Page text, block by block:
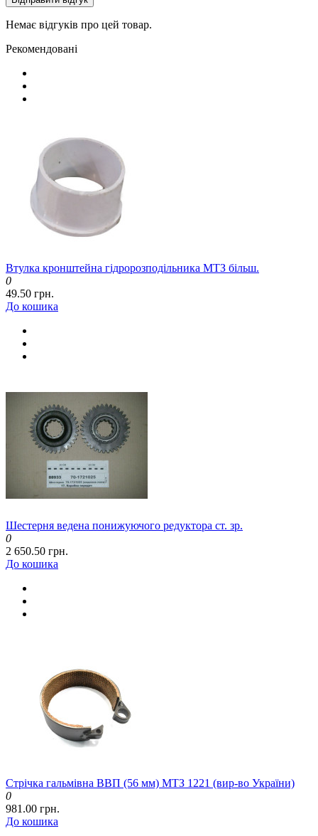
Немає відгуків про цей товар.
Рекомендовані
Втулка кронштейна гідророзподільника МТЗ більш.
0
49.50 грн.
До кошика
Шестерня ведена понижуючого редуктора ст. зр.
0
2 650.50 грн.
До кошика
Стрічка гальмівна ВВП (56 мм) МТЗ 1221 (вир-во України)
0
981.00 грн.
До кошика